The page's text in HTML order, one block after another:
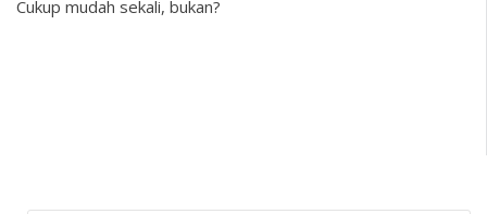
Cukup mudah sekali, bukan?